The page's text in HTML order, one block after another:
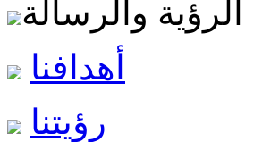
الرؤية والرسالة
أهدافنا
رؤيتنا